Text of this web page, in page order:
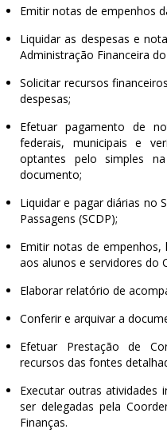
Emitir notas de empenhos
Liquidar as despesas e
Administração Financeira
Solicitar recursos
despesas;
Efetuar pagamento de
federais, municipais e
optantes pelo simples
documento;
Liquidar e pagar diárias no
Passagens (SCDP);
Emitir notas de empenhos,
aos alunos e servidores do
Elaborar relatório de
Conferir e arquivar a
Efetuar Prestação de
recursos das fontes
Executar outras atividades
ser delegadas pela
Finanças.